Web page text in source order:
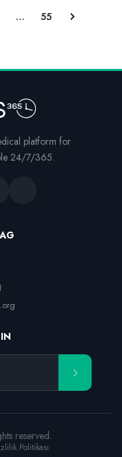
… 55
platform for
24/7/365.
reserved.
Politikası